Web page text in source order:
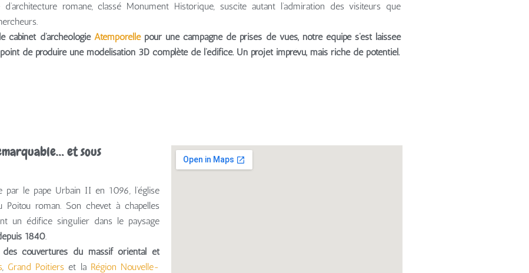
romane, classé Monument Historique, suscite autant l’admiration des visiteurs que
cabinet d’archéologie Atemporellepour une campagne de prises de vues, notre équipe s’est laissée
de produire une modélisation 3D complète de l’édifice. Un projet imprévu, mais riche de potentiel.
et sous
le pape Urbain II en 1096, l’église
roman. Son chevet à chapelles
un édifice singulier dans le paysage
1840.
des couvertures du massif oriental et
, Grand Poitiers et la Région Nouvelle-